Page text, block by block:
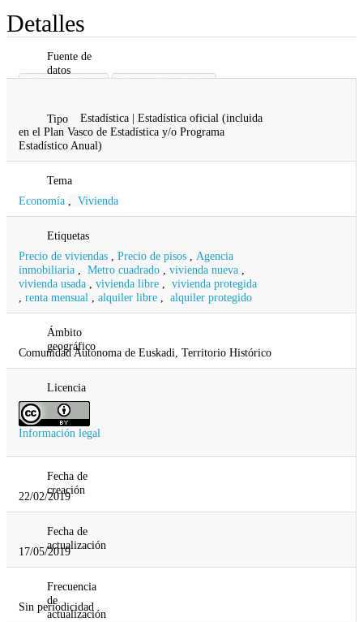
Detalles
Fuente de
datos
Gobierno Vasco
Órgano Estadístico
Tipo
Estadística | Estadística oficial (incluida
en el Plan Vasco de Estadística y/o Programa
Estadístico Anual)
Tema
Economía , Vivienda
Etiquetas
Precio de viviendas , Precio de pisos , Agencia
inmobiliaria , Metro cuadrado , vivienda nueva ,
vivienda usada , vivienda libre , vivienda protegida
, renta mensual , alquiler libre , alquiler protegido
Ámbito
geográfico
Comunidad Autonoma de Euskadi, Territorio Histórico
Licencia
Información legal
Fecha de
creación
22/02/2019
Fecha de
actualización
17/05/2019
Frecuencia
de
actualización
Sin periodicidad